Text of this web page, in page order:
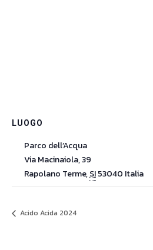
LUOGO
Parco dell’Acqua
Via Macinaiola, 39
Rapolano Terme,SI53040 Italia
Acido Acida 2024